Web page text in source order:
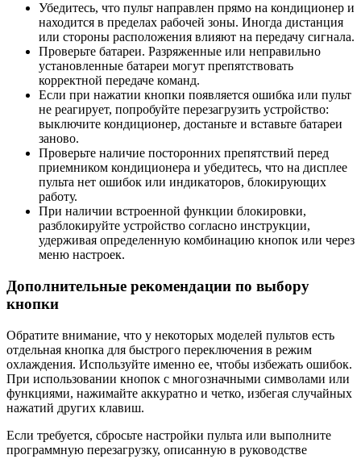
Убедитесь, что пульт направлен прямо на кондиционер и
находится в пределах рабочей зоны. Иногда дистанция
или стороны расположения влияют на передачу сигнала.
Проверьте батареи. Разряженные или неправильно
установленные батареи могут препятствовать
корректной передаче команд.
Если при нажатии кнопки появляется ошибка или пульт
не реагирует, попробуйте перезагрузить устройство:
выключите кондиционер, достаньте и вставьте батареи
заново.
Проверьте наличие посторонних препятствий перед
приемником кондиционера и убедитесь, что на дисплее
пульта нет ошибок или индикаторов, блокирующих
работу.
При наличии встроенной функции блокировки,
разблокируйте устройство согласно инструкции,
удерживая определенную комбинацию кнопок или через
меню настроек.
Дополнительные рекомендации по выбору
кнопки
Обратите внимание, что у некоторых моделей пультов есть
отдельная кнопка для быстрого переключения в режим
охлаждения. Используйте именно ее, чтобы избежать ошибок.
При использовании кнопок с многозначными символами или
функциями, нажимайте аккуратно и четко, избегая случайных
нажатий других клавиш.
Если требуется, сбросьте настройки пульта или выполните
программную перезагрузку, описанную в руководстве